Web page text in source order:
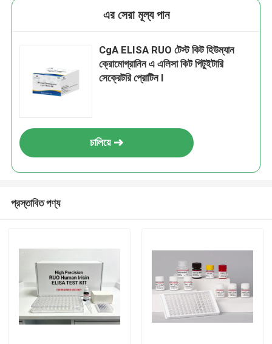
এর সেরা মূল্য পান
CgA ELISA RUO টেস্ট কিট হিউম্যান
ক্রোমোগ্রানিন এ এলিসা কিট পিটুইটারি
সেক্রেটরি প্রোটিন I
চালিয়ে
প্রস্তাবিত পণ্য